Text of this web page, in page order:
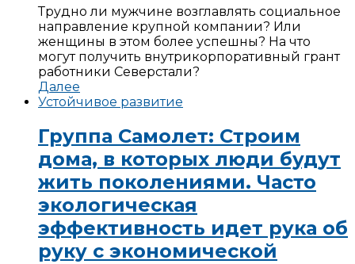
Трудно ли мужчине возглавлять социальное
направление крупной компании? Или
женщины в этом более успешны? На что
могут получить внутрикорпоративный грант
работники Северстали?
Далее
Устойчивое развитие
Группа Самолет: Строим
дома, в которых люди будут
жить поколениями. Часто
экологическая
эффективность идет рука об
руку с экономической